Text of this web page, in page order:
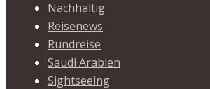
Nachhaltig
Reisenews
Rundreise
Saudi Arabien
Sightseeing